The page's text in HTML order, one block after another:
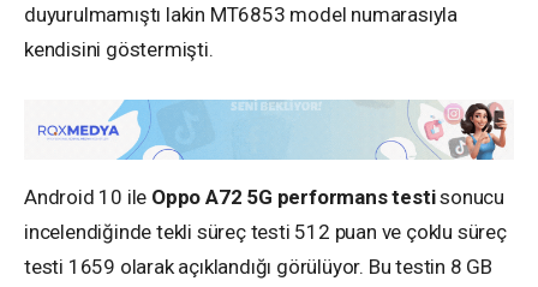
duyurulmamıştı lakin MT6853 model numarasıyla
kendisini göstermişti.
Android 10 ile Oppo A72 5G performans testisonucu
incelendiğinde tekli süreç testi 512 puan ve çoklu süreç
testi 1659 olarak açıklandığı görülüyor. Bu testin 8 GB